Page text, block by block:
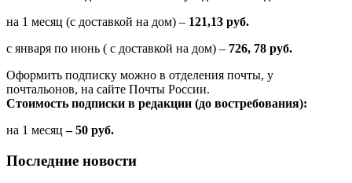
на 1 месяц (с доставкой на дом) – 121,13 руб.
с января по июнь ( с доставкой на дом) – 726, 78 руб.
Оформить подписку можно в отделения почты, у
почтальонов, на сайте Почты России.
Стоимость подписки в редакции (до востребования):
на 1 месяц – 50 руб.
Последние новости